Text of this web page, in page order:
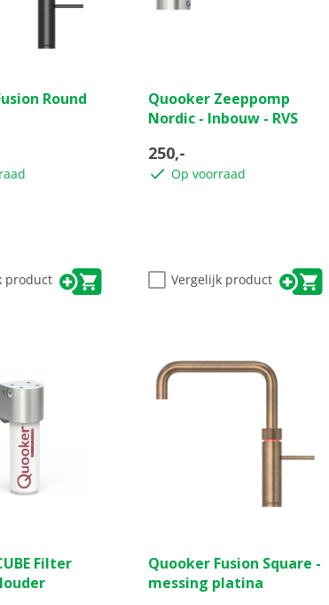
Round
product
van
de
sterren.
Quooker Zeeppomp
Nordic - Inbouw - RVS
250,-
Op voorraad
Vergelijk product
Filter
van
de
Quooker Fusion Square -
messing platina